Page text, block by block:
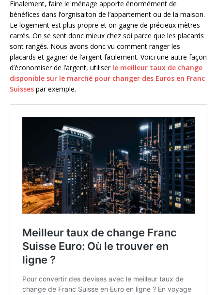
Finalement, faire le ménage apporte énormément de
bénéfices dans l’orgnisaiton de l’appartement ou de la maison.
Le logement est plus propre et on gagne de précieux mètres
carrés. On se sent donc mieux chez soi parce que les placards
sont rangés. Nous avons donc vu comment ranger les
placards et gagner de l’argent facilement. Voici une autre façon
d’économiser de l’argent, utiliser le meilleur taux de change
disponible sur le marché pour changer des Euros en Franc
Suisses par exemple.